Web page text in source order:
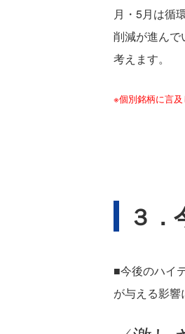
月・5月は循
削減が進んで
考えます。
※個別銘柄に言及
３
■今後のハイ
が与える影響